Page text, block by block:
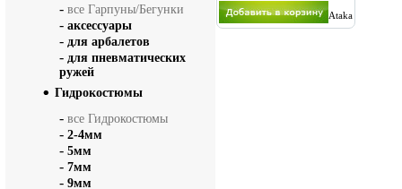
Ataka
- все Гарпуны/Бегунки
- аксессуары
- для арбалетов
- для пневматических
ружей
Гидрокостюмы
- все Гидрокостюмы
- 2-4мм
- 5мм
- 7мм
- 9мм